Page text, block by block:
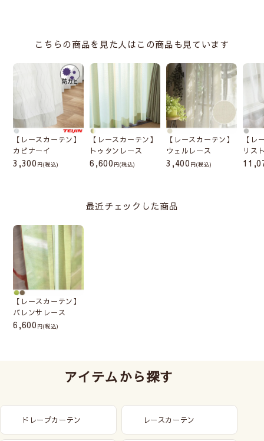
こちらの商品を見た人はこの商品も見ています
【レースカーテン】
カビナーイ
3,300 (税込)
【レースカーテン】
トゥタンレース
6,600 (税込)
【レースカーテン】
ウェルレース
3,400 (税込)
【レ
リス
最近チェックした商品
【レースカーテン】
バレンサレース
6,600 (税込)
アイテムから探す
ドレープカーテン レースカーテン